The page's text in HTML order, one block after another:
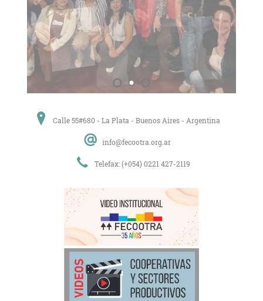
continúa ampliando sus lazos
En la mañana del martes 05 de mayo, la mutual
AMFECOOTRA firmó un convenio de reciprocidad
con la Asociación Mutual del Personal de Los
Casinos Nacionales en la ciudad de Mar del Plata.
ver todas las noticias
Calle 55#680 - La Plata - Buenos Aires - Argentina
info@fecootra.org.ar
Telefax: (+054) 0221 427-2119